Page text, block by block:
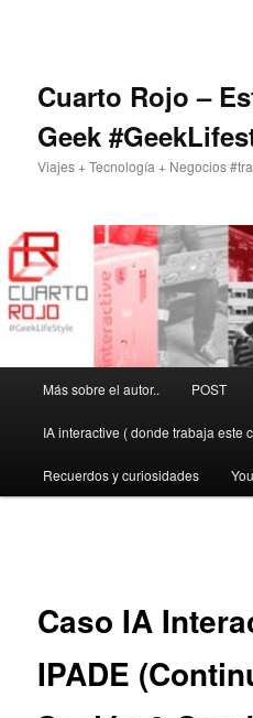
Cuarto Rojo –
Geek
Viajes + Tecnología + Negocios
Más sobre el autor.. POST
IA interactive ( donde trabaja este
Recuerdos y curiosidades
Caso IA
IPADE